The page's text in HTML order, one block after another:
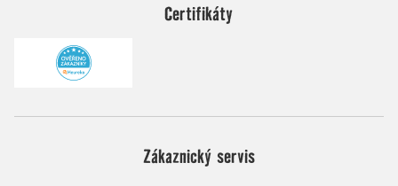
Certifikáty
Zákaznický servis